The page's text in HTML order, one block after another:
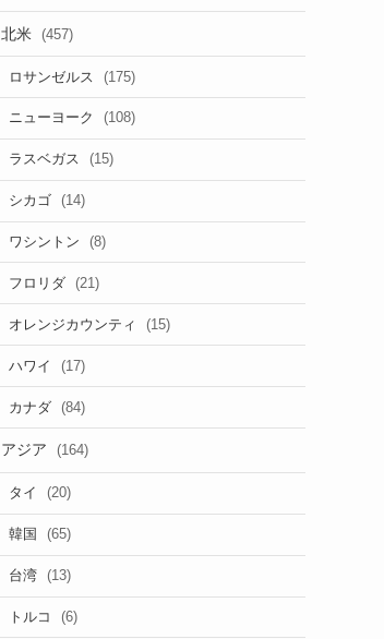
北米 (457)
ロサンゼルス (175)
ニューヨーク (108)
ラスベガス (15)
シカゴ (14)
ワシントン (8)
フロリダ (21)
オレンジカウンティ (15)
ハワイ (17)
カナダ (84)
アジア (164)
タイ (20)
韓国 (65)
台湾 (13)
トルコ (6)